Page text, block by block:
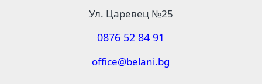
Ул. Царевец №25
0876 52 84 91
office@belani.bg